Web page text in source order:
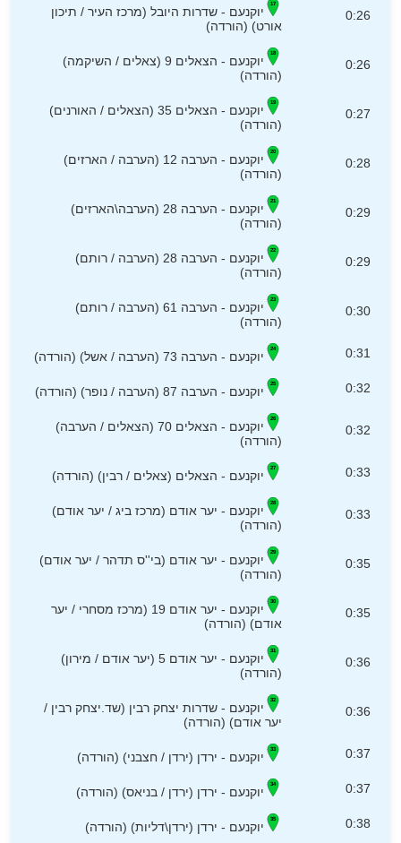
0:26
יוקנעם - שדרות היובל (מרכז העיר / תיכון
אורט) (הורדה)
0:26
יוקנעם - הצאלים 9 (צאלים / השיקמה)
(הורדה)
0:27
יוקנעם - הצאלים 35 (הצאלים / האורנים)
(הורדה)
0:28
יוקנעם - הערבה 12 (הערבה / הארזים)
(הורדה)
0:29
יוקנעם - הערבה 28 (הערבה\הארזים)
(הורדה)
0:29
יוקנעם - הערבה 28 (הערבה / רותם)
(הורדה)
0:30
יוקנעם - הערבה 61 (הערבה / רותם)
(הורדה)
0:31 יוקנעם - הערבה 73 (הערבה / אשל) (הורדה)
0:32 יוקנעם - הערבה 87 (הערבה / נופר) (הורדה)
0:32
יוקנעם - הצאלים 70 (הצאלים / הערבה)
(הורדה)
0:33 יוקנעם - הצאלים (צאלים / רבין) (הורדה)
0:33
יוקנעם - יער אודם (מרכז ביג / יער אודם)
(הורדה)
0:35
יוקנעם - יער אודם (בי''ס תדהר / יער אודם)
(הורדה)
0:35
יוקנעם - יער אודם 19 (מרכז מסחרי / יער
אודם) (הורדה)
0:36
יוקנעם - יער אודם 5 (יער אודם / מירון)
(הורדה)
0:36
יוקנעם - שדרות יצחק רבין (שד.יצחק רבין /
יער אודם) (הורדה)
0:37 יוקנעם - ירדן (ירדן / חצבני) (הורדה)
0:37 יוקנעם - ירדן (ירדן / בניאס) (הורדה)
0:38 יוקנעם - ירדן (ירדן\דליות) (הורדה)